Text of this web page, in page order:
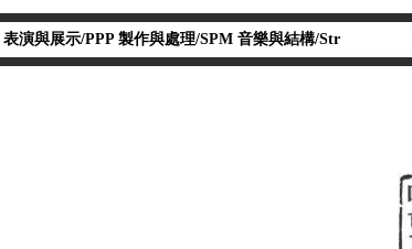
表演與展示/PPP 製作與處理/SPM 音樂與結構/Str